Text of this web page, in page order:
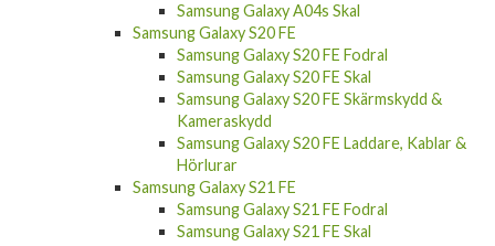
Samsung Galaxy A04s Skal
Samsung Galaxy S20 FE
Samsung Galaxy S20 FE Fodral
Samsung Galaxy S20 FE Skal
Samsung Galaxy S20 FE Skärmskydd &
Kameraskydd
Samsung Galaxy S20 FE Laddare, Kablar &
Hörlurar
Samsung Galaxy S21 FE
Samsung Galaxy S21 FE Fodral
Samsung Galaxy S21 FE Skal